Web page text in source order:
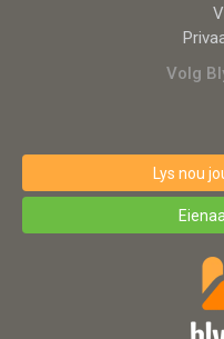
Volg
Lys nou